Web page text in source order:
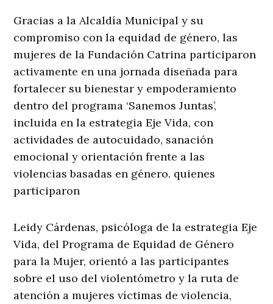
Gracias a la Alcaldía Municipal y su
compromiso con la equidad de género, las
mujeres de la Fundación Catrina participaron
activamente en una jornada diseñada para
fortalecer su bienestar y empoderamiento
dentro del programa ‘Sanemos Juntas’,
incluida en la estrategia Eje Vida, con
actividades de autocuidado, sanación
emocional y orientación frente a las
violencias basadas en género. quienes
participaron
Leidy Cárdenas, psicóloga de la estrategia Eje
Vida, del Programa de Equidad de Género
para la Mujer, orientó a las participantes
sobre el uso del violentómetro y la ruta de
atención a mujeres víctimas de violencia,